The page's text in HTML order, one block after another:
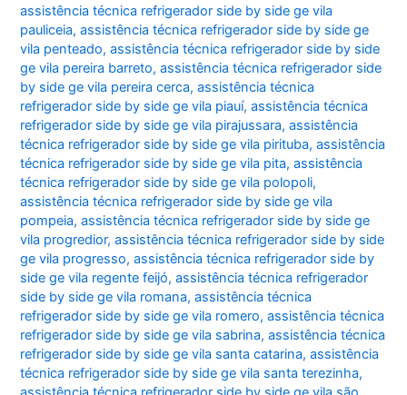
assistência técnica refrigerador side by side ge vila
pauliceia,assistência técnica refrigerador side by side ge
vila penteado,assistência técnica refrigerador side by side
ge vila pereira barreto,assistência técnica refrigerador side
by side ge vila pereira cerca,assistência técnica
refrigerador side by side ge vila piauí,assistência técnica
refrigerador side by side ge vila pirajussara,assistência
técnica refrigerador side by side ge vila pirituba,assistência
técnica refrigerador side by side ge vila pita,assistência
técnica refrigerador side by side ge vila polopoli,
assistência técnica refrigerador side by side ge vila
pompeia,assistência técnica refrigerador side by side ge
vila progredior,assistência técnica refrigerador side by side
ge vila progresso,assistência técnica refrigerador side by
side ge vila regente feijó,assistência técnica refrigerador
side by side ge vila romana,assistência técnica
refrigerador side by side ge vila romero,assistência técnica
refrigerador side by side ge vila sabrina,assistência técnica
refrigerador side by side ge vila santa catarina,assistência
técnica refrigerador side by side ge vila santa terezinha,